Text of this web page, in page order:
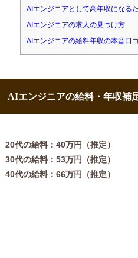
AIエンジニアとして高年収になる
AIエンジニアの求人の見つけ方
AIエンジニアの給料年収の本音口
AIエンジニアの給料・年収補
20代の給料：40万円（推定）
30代の給料：53万円（推定）
40代の給料：66万円（推定）